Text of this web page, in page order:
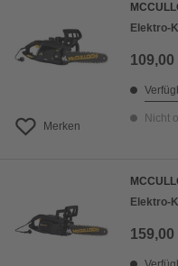
Merken
Elektro-
109,00
Nicht
Elektro-
159,00